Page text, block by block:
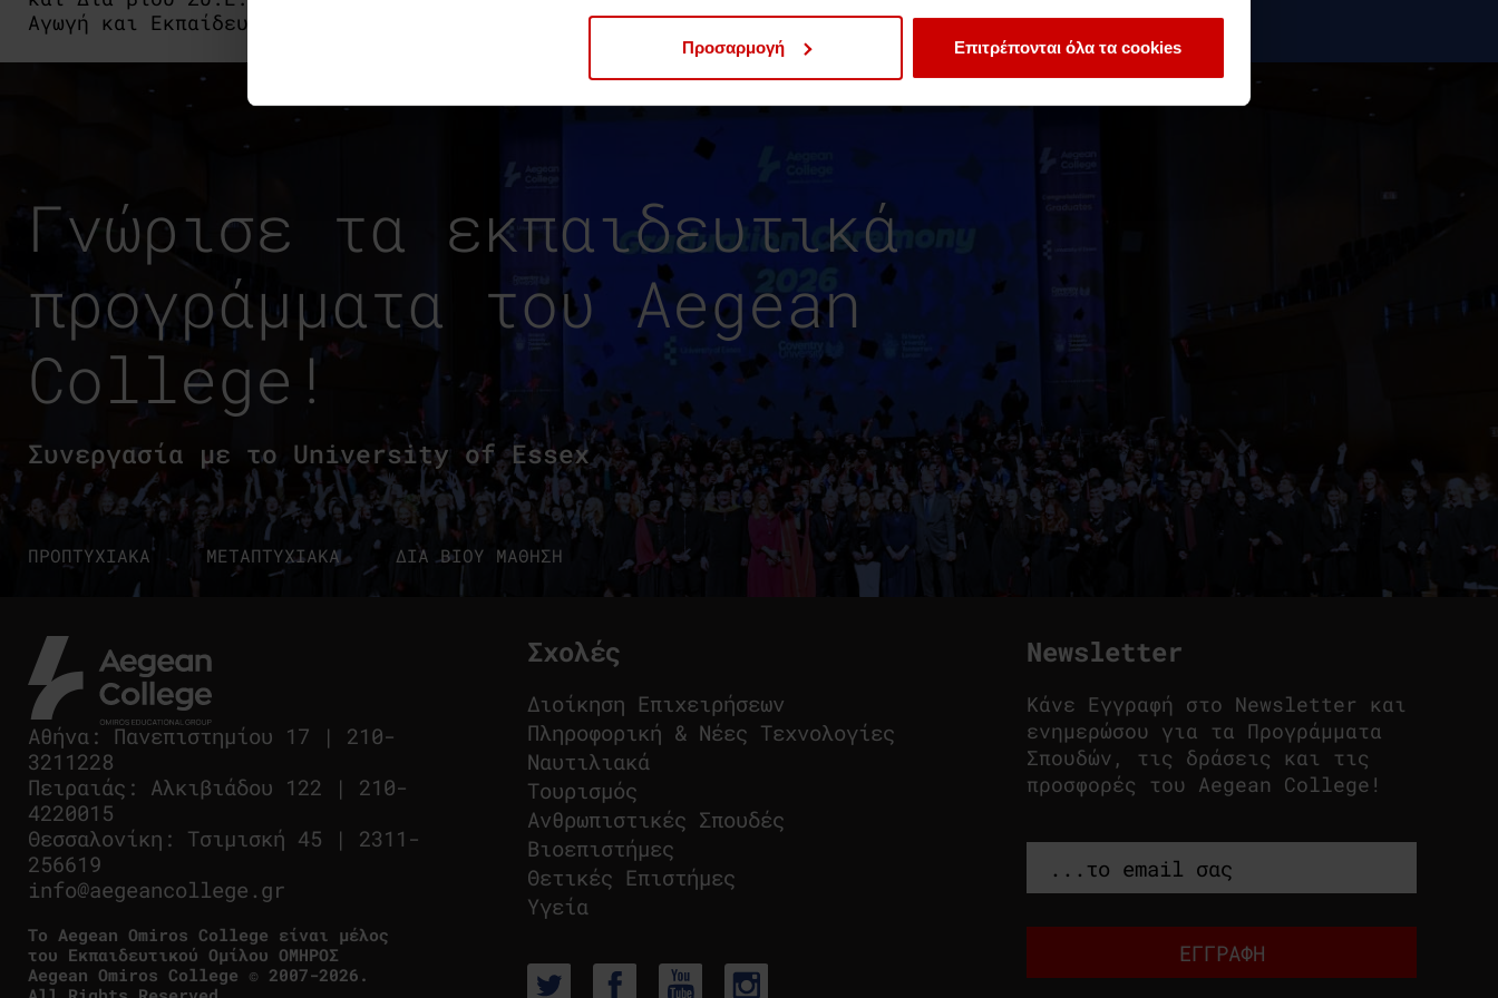
Προσαρμογή Επιτρέπονται όλα τα cookies
Αγωγή και Εκπαίδευση.
Γνώρισε τα εκπαιδευτικά
προγράμματα του Aegean
College!
Συνεργασία με το University of Essex
ΠΡΟΠΤΥΧΙΑΚΑ ΜΕΤΑΠΤΥΧΙΑΚΑ ΔΙΑ ΒΙΟΥ ΜΑΘΗΣΗ
Αθήνα : Πανεπιστημίου 17 | 210-
3211228
Πειραιάς : Αλκιβιάδου 122 | 210-
4220015
Θεσσαλονίκη : Τσιμισκή 45 | 2311-
256619
info@aegeancollege.gr
Tο Aegean Omiros College είναι μέλος
του Εκπαιδευτικού Ομίλου ΟΜΗΡΟΣ
Aegean Omiros College © 2007-2026.
Σχολές
Διοίκηση Επιχειρήσεων
Πληροφορική & Νέες Τεχνολογίες
Ναυτιλιακά
Τουρισμός
Ανθρωπιστικές Σπουδές
Βιοεπιστήμες
Θετικές Επιστήμες
Υγεία
Newsletter
Κάνε Εγγραφή στο Newsletter και
ενημερώσου για τα Προγράμματα
Σπουδών, τις δράσεις και τις
προσφορές του Aegean College!